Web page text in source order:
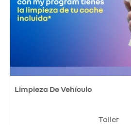
Limpieza De Vehículo
Taller